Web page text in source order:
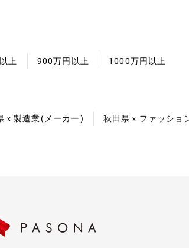
上 900万円以上 1000万円以上
ｘ製造業(メーカー) 秋田県ｘファッショ